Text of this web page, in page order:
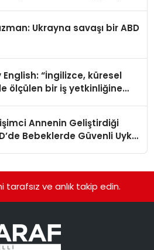
Ukrayna savaşı bir ABD
English: “İngilizce, küresel
ölçülen bir iş yetkinliğine
Annenin Geliştirdiği
Bebeklerde Güvenli Uyku
tarafsız ve anlık takip edin.